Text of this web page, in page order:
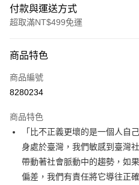
付款與運送方式
超取滿NT$499免運
信用卡一次付款
ATM付款
運送方式
付款後全家取貨
每筆NT$60，滿NT$499(含以上)
付款後7-11取貨
商品特色
商品編號
8280234
商品特色
「比不正義更壞的是一個人自
身處於臺灣，我們敏感到臺灣
帶動著社會脈動中的趨勢，如
偏差，我們有責任將它導往正